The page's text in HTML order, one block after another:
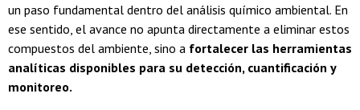
un paso fundamental dentro del análisis químico ambiental. En
ese sentido, el avance no apunta directamente a eliminar estos
compuestos del ambiente, sino a fortalecer las herramientas
analíticas disponibles para su detección, cuantificación y
monitoreo.